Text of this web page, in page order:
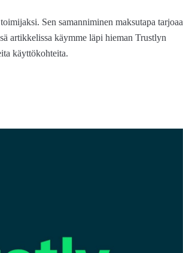
Sen samanniminen maksutapa tarjoaa
artikkelissa käymme läpi hieman Trustlyn
käyttökohteita.